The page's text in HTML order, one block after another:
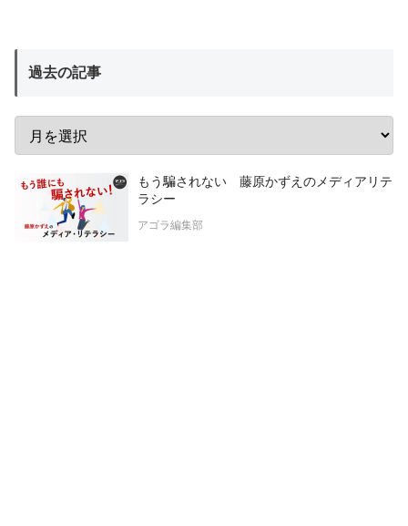
過去の記事
もう騙されない 藤原かずえのメディアリテ
ラシー
アゴラ編集部